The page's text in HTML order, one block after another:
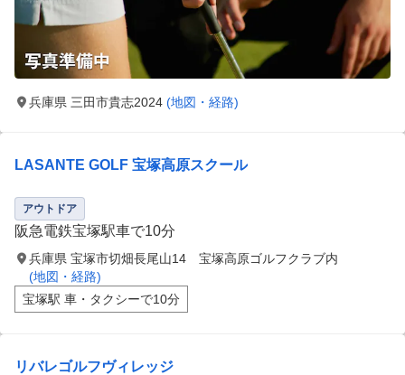
兵庫県 三田市貴志2024 (地図・経路)
LASANTE GOLF 宝塚高原スクール
アウトドア
阪急電鉄宝塚駅車で10分
兵庫県 宝塚市切畑長尾山14 宝塚高原ゴルフクラブ内
(地図・経路)
宝塚駅 車・タクシーで10分
リバレゴルフヴィレッジ